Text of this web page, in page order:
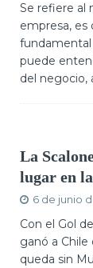
Se refiere al
empresa, es
fundamental
puede
del negocio,
La
lugar en
6 de junio
Con el Gol
ganó a
queda sin